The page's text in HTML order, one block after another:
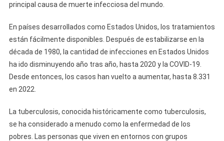
principal causa de muerte infecciosa del mundo.
En países desarrollados como Estados Unidos, los tratamientos
están fácilmente disponibles. Después de estabilizarse en la
década de 1980, la cantidad de infecciones en Estados Unidos
ha ido disminuyendo año tras año, hasta 2020 y la COVID-19.
Desde entonces, los casos han vuelto a aumentar, hasta 8.331
en 2022.
La tuberculosis, conocida históricamente como tuberculosis,
se ha considerado a menudo como la enfermedad de los
pobres. Las personas que viven en entornos con grupos